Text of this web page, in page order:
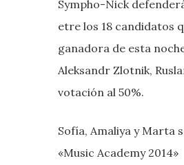
Sympho-Nick
etre los 18 candidatos
ganadora de esta
Aleksandr Zlotnik,
votación al 50%.
Sofía, Amaliya y Marta
«Music Academy 2014»